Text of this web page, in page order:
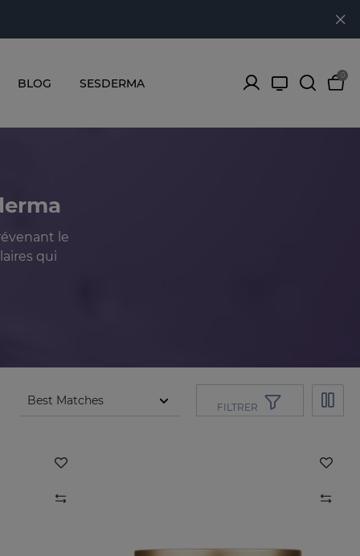
BLOG SESDERMA
0
le
qui
FILTRER